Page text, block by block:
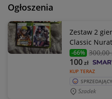
Ogłoszenia
Zestaw 2
Classic
-66% 300,00
KUP TERAZ
100zł
Szadek